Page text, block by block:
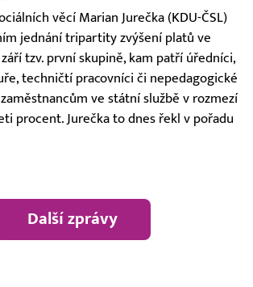
věcí Marian Jurečka (KDU-ČSL)
jednání tripartity zvýšení platů ve
tzv. první skupině, kam patří úředníci,
techničtí pracovníci či nepedagogické
ve státní službě v rozmezí
procent. Jurečka to dnes řekl v pořadu
Další zprávy